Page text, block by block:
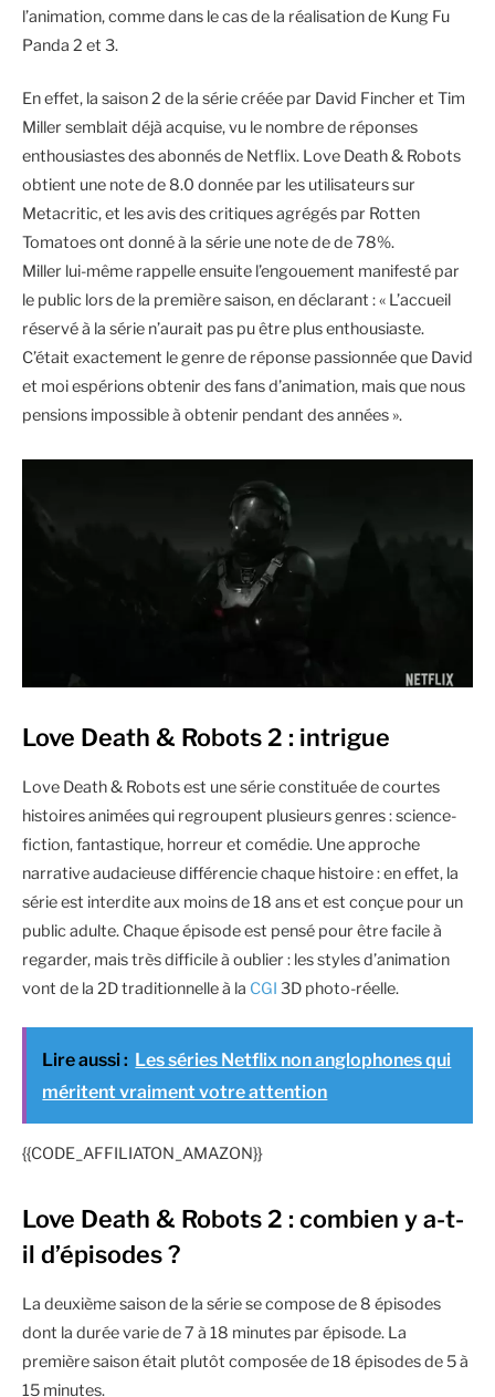
l’animation, comme dans le cas de la réalisation de Kung Fu
Panda 2 et 3.
En effet, la saison 2 de la série créée par David Fincher et Tim
Miller semblait déjà acquise, vu le nombre de réponses
enthousiastes des abonnés de Netflix. Love Death & Robots
obtient une note de 8.0 donnée par les utilisateurs sur
Metacritic, et les avis des critiques agrégés par Rotten
Tomatoes ont donné à la série une note de de 78%.
Miller lui-même rappelle ensuite l’engouement manifesté par
le public lors de la première saison, en déclarant : « L’accueil
réservé à la série n’aurait pas pu être plus enthousiaste.
C’était exactement le genre de réponse passionnée que David
et moi espérions obtenir des fans d’animation, mais que nous
pensions impossible à obtenir pendant des années ».
Love Death & Robots 2 : intrigue
Love Death & Robots est une série constituée de courtes
histoires animées qui regroupent plusieurs genres : science-
fiction, fantastique, horreur et comédie. Une approche
narrative audacieuse différencie chaque histoire : en effet, la
série est interdite aux moins de 18 ans et est conçue pour un
public adulte. Chaque épisode est pensé pour être facile à
regarder, mais très difficile à oublier : les styles d’animation
vont de la 2D traditionnelle à la CGI 3D photo-réelle.
Lire aussi : Les séries Netflix non anglophones qui
méritent vraiment votre attention
{{CODE_AFFILIATON_AMAZON}}
Love Death & Robots 2 : combien y a-t-
il d’épisodes ?
La deuxième saison de la série se compose de 8 épisodes
dont la durée varie de 7 à 18 minutes par épisode. La
première saison était plutôt composée de 18 épisodes de 5 à
15 minutes.